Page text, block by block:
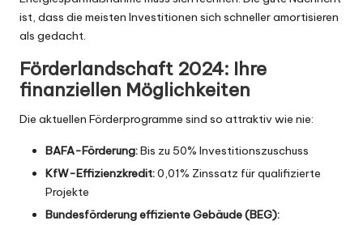
ist, dass die meisten Investitionen sich schneller amortisieren
als gedacht.
Förderlandschaft 2024: Ihre
finanziellen Möglichkeiten
Die aktuellen Förderprogramme sind so attraktiv wie nie:
BAFA-Förderung:Bis zu 50% Investitionszuschuss
KfW-Effizienzkredit:0,01% Zinssatz für qualifizierte
Projekte
Bundesförderung effiziente Gebäude (BEG):